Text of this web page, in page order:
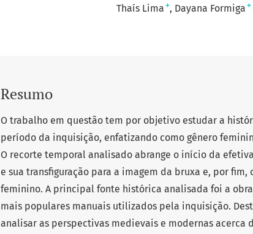
Thaís Lima + Dayana Formiga +
Resumo
O trabalho em questão tem por objetivo estudar a
período da inquisição, enfatizando como gênero
O recorte temporal analisado abrange o início da
e sua transfiguração para a imagem da bruxa e, por
feminino. A principal fonte histórica analisada foi a
mais populares manuais utilizados pela inquisição.
analisar as perspectivas medievais e modernas acerca